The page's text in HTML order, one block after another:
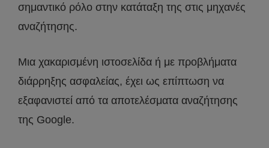
σημαντικό ρόλο στην κατάταξη της στις μηχανές
αναζήτησης.
Μια χακαρισμένη ιστοσελίδα ή με προβλήματα
διάρρηξης ασφαλείας, έχει ως επίπτωση να
εξαφανιστεί από τα αποτελέσματα αναζήτησης
της Google.